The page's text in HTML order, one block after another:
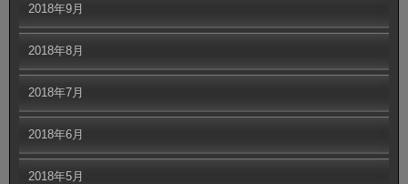
2018年9月
2018年8月
2018年7月
2018年6月
2018年5月